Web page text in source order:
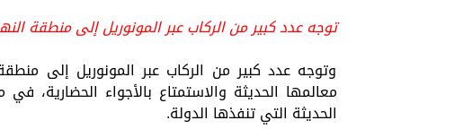
توجه عدد كبير من الركاب عبر المونوريل إلى منطقة
وتوجه عدد كبير من الركاب عبر المونوريل إلى
معالمها الحديثة والاستمتاع بالأجواء
الحديثة التي تنفذها الدولة.